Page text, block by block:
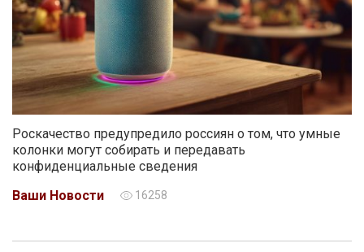
Роскачество предупредило россиян о том, что умные
колонки могут собирать и передавать
конфиденциальные сведения
Ваши Новости
16258